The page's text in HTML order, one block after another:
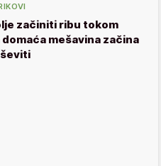
začiniti ribu tokom
mešavina začina